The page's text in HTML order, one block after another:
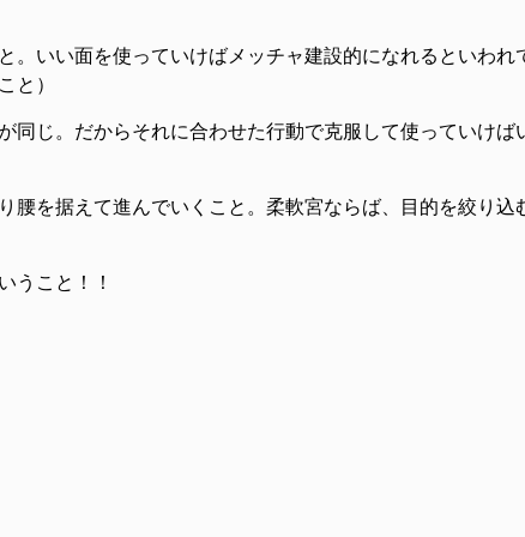
。いい面を使っていけばメッチャ建設的になれるといわれ
と）
同じ。だからそれに合わせた行動で克服して使っていけば
を据えて進んでいくこと。柔軟宮ならば、目的を絞り込
うこと！！